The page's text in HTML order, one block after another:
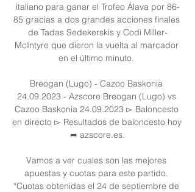
italiano para ganar el Trofeo Álava por 86-
85 gracias a dos grandes acciones finales
de Tadas Sedekerskis y Codi Miller-
McIntyre que dieron la vuelta al marcador
en el último minuto.
Breogan (Lugo) - Cazoo Baskonia
24.09.2023 - Azscore Breogan (Lugo) vs
Cazoo Baskonia 24.09.2023 ▻ Baloncesto
en directo ▻ Resultados de baloncesto hoy
➦ azscore.es.
Vamos a ver cuales son las mejores
apuestas y cuotas para este partido.
*Cuotas obtenidas el 24 de septiembre de